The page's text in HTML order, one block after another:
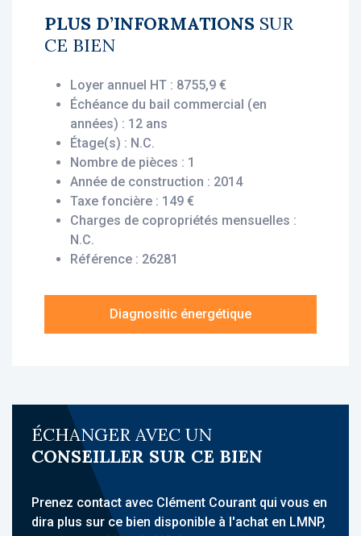
• Gestionnaire : Domusvi
Vous bénéficiez du statut fiscal LMNP
d’impôt sur vos revenus locatifs. Le bien est
exploité par un gestionnaire professionnel
(Domusvi Ehpad Les Amandines), engagé par
un bail commercial, vous assurant le
versement des loyers dès l’acquisition, que le
logement soit loué ou non.
Description du bien :
Cette chambre située au rez-de-chaussée
offre une disposition fonctionnelle et
une salle d’eau avec wc ainsi qu'une terrasse.
centre-ville dans un quartier résidentiel. Elle
accueille une clientèle dépendante et semi-
autonome, médicalisée, et propose des
hébergements meublés avec services de
qualité. Sa situation à 51 Rue de Solesmes,
construite de plain-pied avec un vaste parc
arboré, proche des transports en commun, du
PLUS D’INFORMATIONS SUR
CE BIEN
Loyer annuel HT : 8755,9 €
Échéance du bail commercial (en
années) : 12 ans
Étage(s) : N.C.
Nombre de pièces : 1
Année de construction : 2014
Taxe foncière : 149 €
Charges de copropriétés mensuelles :
N.C.
Référence : 26281
Diagnositic énergétique
ÉCHANGER AVEC UN
CONSEILLER SUR CE BIEN
Prenez contact avec Clément Courant qui vous en
dira plus sur ce bien disponible à l'achat en LMNP,